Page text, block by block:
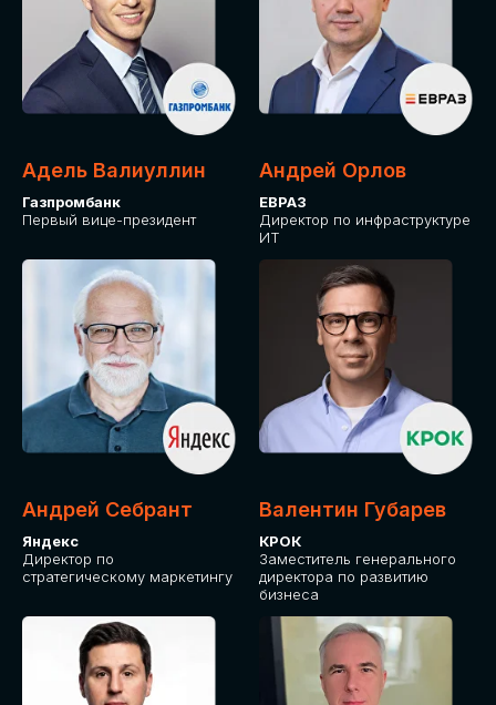
Адель Валиуллин
Газпромбанк
Первый вице-президент
Андрей Орлов
ЕВРАЗ
Директор по инфраструктуре
ИТ
Андрей Себрант
Яндекс
Директор по
стратегическому маркетингу
Валентин Губарев
КРОК
Заместитель генерального
директора по развитию
бизнеса